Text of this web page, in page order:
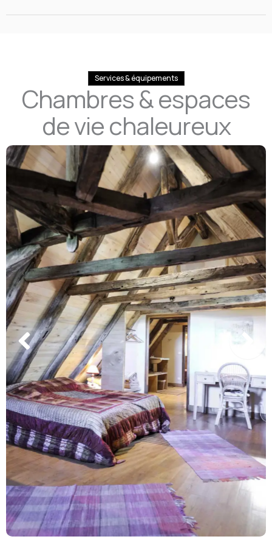
Services & équipements
Chambres & espaces
de vie chaleureux
Chambre 1